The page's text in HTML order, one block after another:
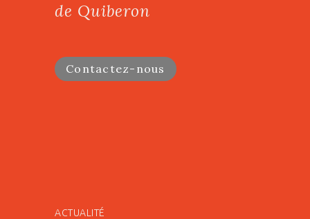
de Quiberon
Contactez-nous
ACTUALITÉ